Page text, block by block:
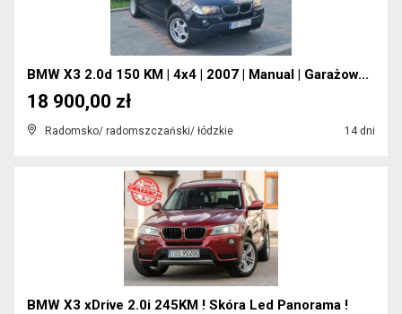
BMW X3 2.0d 150 KM | 4x4 | 2007 | Manual | Garażow...
Radomsko/ radomszczański/ łódzkie 14 dni
18 900,00 zł
BMW X3 xDrive 2.0i 245KM ! Skóra Led Panorama !